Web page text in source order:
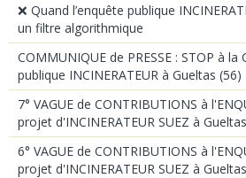
❌ Quand l’enquête publique
un filtre algorithmique
COMMUNIQUE de PRESSE : STOP à la
publique INCINERATEUR à Gueltas (56)
7° VAGUE de CONTRIBUTIONS à
projet d'INCINERATEUR SUEZ à Gueltas
6° VAGUE de CONTRIBUTIONS à
projet d'INCINERATEUR SUEZ à